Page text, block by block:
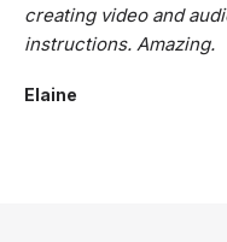
creating video and
instructions. Amazing.
Elaine